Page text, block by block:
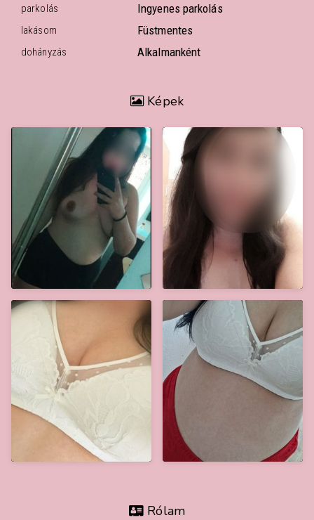
parkolás Ingyenes parkolás
lakásom Füstmentes
dohányzás Alkalmanként
Képek
Rólam